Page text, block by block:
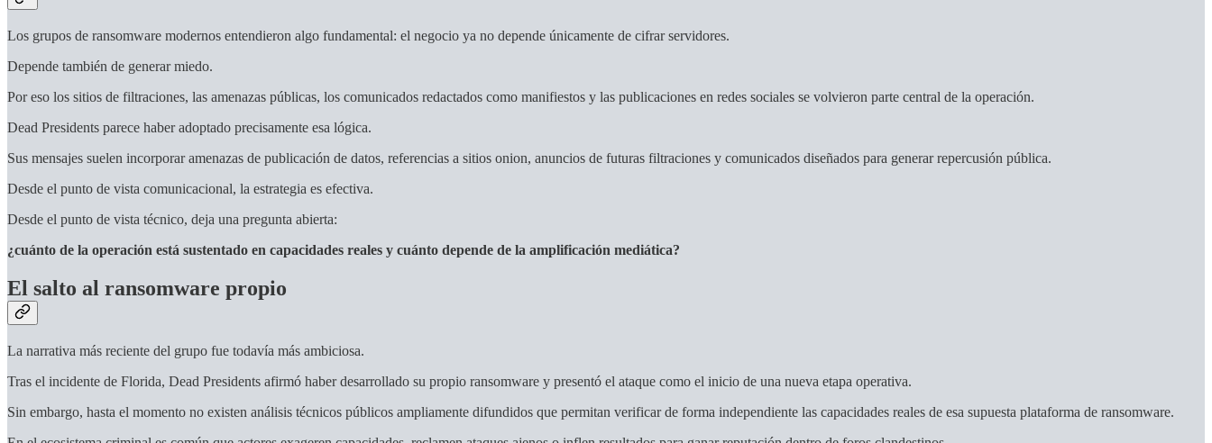
Los grupos de ransomware modernos entendieron algo fundamental: el negocio ya no depende únicamente de cifrar servidores.
Depende también de generar miedo.
Por eso los sitios de filtraciones, las amenazas públicas, los comunicados redactados como manifiestos y las publicaciones en redes sociales se volvieron parte central de la operación.
Dead Presidents parece haber adoptado precisamente esa lógica.
Sus mensajes suelen incorporar amenazas de publicación de datos, referencias a sitios onion, anuncios de futuras filtraciones y comunicados diseñados para generar repercusión pública.
Desde el punto de vista comunicacional, la estrategia es efectiva.
Desde el punto de vista técnico, deja una pregunta abierta:
¿cuánto de la operación está sustentado en capacidades reales y cuánto depende de la amplificación mediática?
El salto al ransomware propio
La narrativa más reciente del grupo fue todavía más ambiciosa.
Tras el incidente de Florida, Dead Presidents afirmó haber desarrollado su propio ransomware y presentó el ataque como el inicio de una nueva etapa operativa.
Sin embargo, hasta el momento no existen análisis técnicos públicos ampliamente difundidos que permitan verificar de forma independiente las capacidades reales de esa supuesta plataforma de ransomware.